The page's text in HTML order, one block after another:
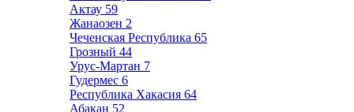
Актау 59
Жанаозен 2
Чеченская Республика 65
Грозный 44
Урус-Мартан 7
Гудермес 6
Республика Хакасия 64
Абакан 52